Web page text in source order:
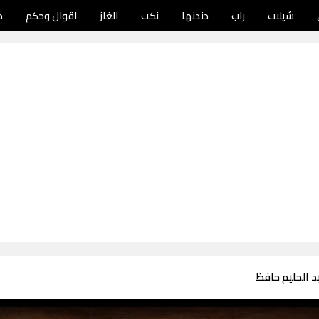
شيلات راب دندنها نكت الغاز اقوال وحكم
الحليم حافظ